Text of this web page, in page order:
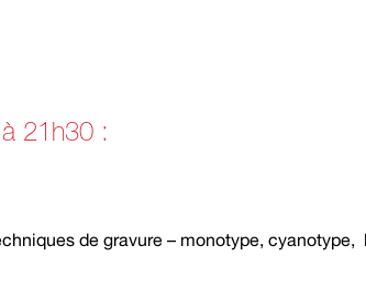
à 21h30 :
de gravure – monotype,